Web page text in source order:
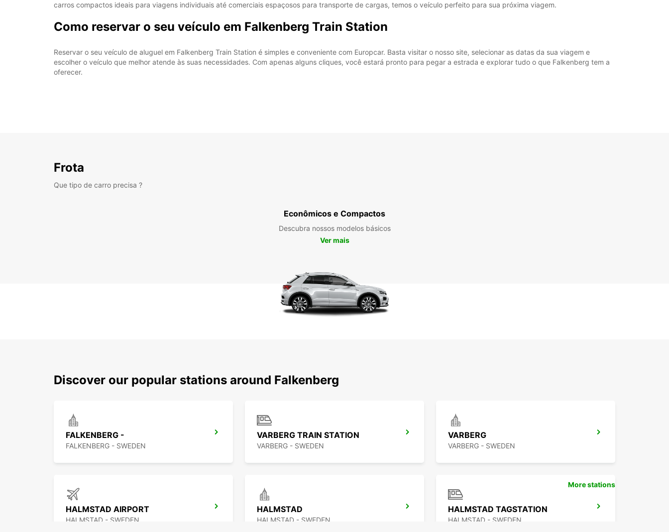
carros compactos ideais para viagens individuais até comerciais espaçosos para transporte de cargas, temos o veículo perfeito para sua próxima viagem.
Como reservar o seu veículo em Falkenberg Train Station
Reservar o seu veículo de aluguel em Falkenberg Train Station é simples e conveniente com Europcar. Basta visitar o nosso site, selecionar as datas da sua viagem e
escolher o veículo que melhor atende às suas necessidades. Com apenas alguns cliques, você estará pronto para pegar a estrada e explorar tudo o que Falkenberg tem a
oferecer.
Frota
Que tipo de carro precisa ?
Econômicos e Compactos
Descubra nossos modelos básicos
Ver mais
Discover our popular stations around Falkenberg
FALKENBERG -
FALKENBERG - SWEDEN
VARBERG TRAIN STATION
VARBERG - SWEDEN
VARBERG
VARBERG - SWEDEN
HALMSTAD AIRPORT
HALMSTAD - SWEDEN
HALMSTAD
HALMSTAD - SWEDEN
HALMSTAD TAGSTATION
HALMSTAD - SWEDEN
More stations